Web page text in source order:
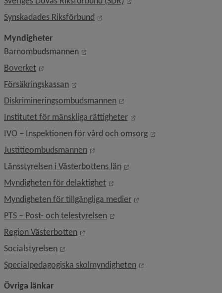
Synskadades Riksförbund
Länk till annan webbplats,
Myndigheter
Barnombudsmannen
Länk till annan webbplats, öppnas i
Boverket
Länk till annan webbplats, öppnas i nytt fönster.
Försäkringskassan
Länk till annan webbplats, öppnas i nytt
Diskrimineringsombudsmannen
Länk till annan webbplats,
Institutet för mänskliga rättigheter
Länk till annan
IVO – Inspektionen för vård och omsorg
Länk till annan
Justitieombudsmannen
Länk till annan webbplats, öppnas
Länsstyrelsen i Västerbottens län
Länk till annan
Myndigheten för delaktighet
Länk till annan webbplats,
Myndigheten för tillgängliga medier
Länk till annan
PTS – Post- och telestyrelsen
Länk till annan webbplats,
Region Västerbotten
Länk till annan webbplats, öppnas i
Socialstyrelsen
Länk till annan webbplats, öppnas i nytt
Specialpedagogiska skolmyndigheten
Länk till annan
Övriga länkar